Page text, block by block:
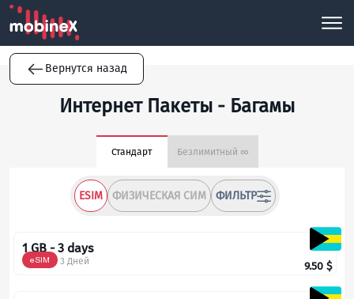
Вернутся назад
Интернет Пакеты - Багамы
Стандарт Безлимитный ∞
ESIM ФИЗИЧЕСКАЯ СИМ ФИЛЬТР
1 GB - 3 days
eSIM 3 Дней 9.50 $